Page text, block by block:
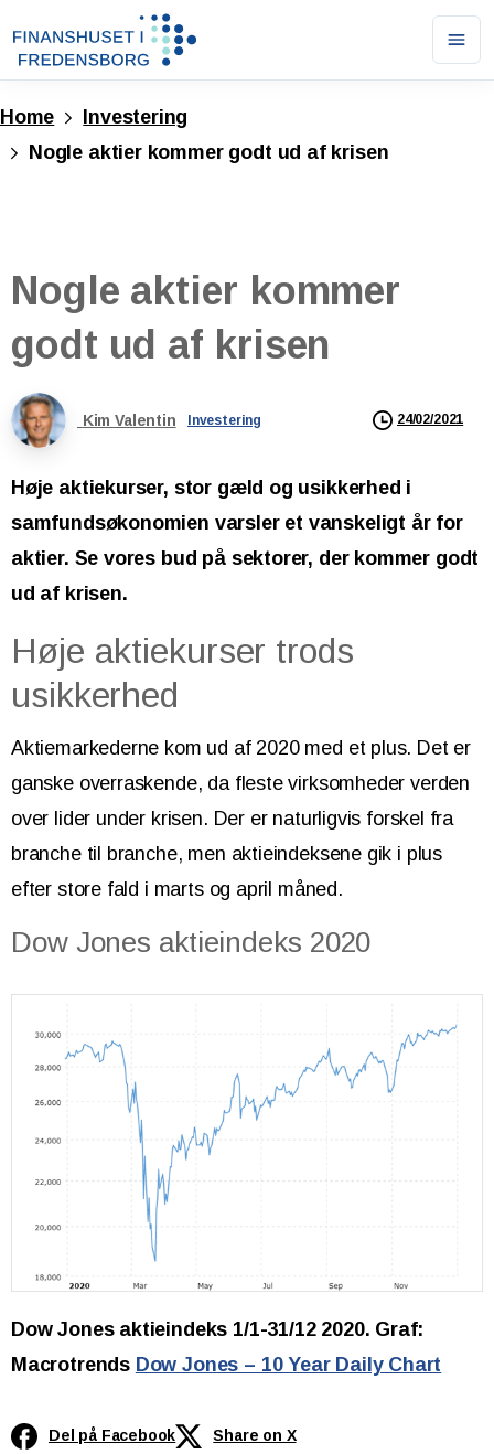
Home
Investering
Nogle aktier kommer godt ud af krisen
Nogle aktier kommer
godt ud af krisen
Kim Valentin Investering 24/02/2021
Høje aktiekurser, stor gæld og usikkerhed i
samfundsøkonomien varsler et vanskeligt år for
aktier. Se vores bud på sektorer, der kommer godt
ud af krisen.
Høje aktiekurser trods
usikkerhed
Aktiemarkederne kom ud af 2020 med et plus. Det er
ganske overraskende, da fleste virksomheder verden
over lider under krisen. Der er naturligvis forskel fra
branche til branche, men aktieindeksene gik i plus
efter store fald i marts og april måned.
Dow Jones aktieindeks 2020
Dow Jones aktieindeks 1/1-31/12 2020. Graf:
Macrotrends Dow Jones – 10 Year Daily Chart
Del på Facebook Share on X